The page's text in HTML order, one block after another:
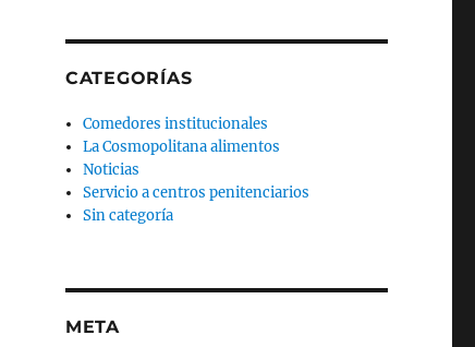
CATEGORÍAS
Comedores institucionales
La Cosmopolitana alimentos
Noticias
Servicio a centros penitenciarios
Sin categoría
META